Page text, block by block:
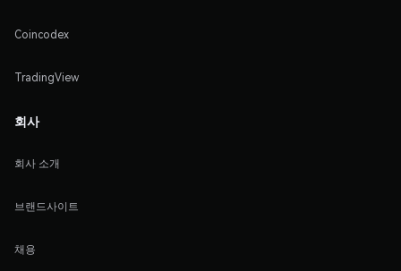
Coincodex
TradingView
회사
회사 소개
브랜드사이트
채용